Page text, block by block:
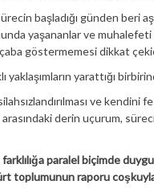
başladığı günden beri
yaşananlar ve
göstermemesi dikkat
yaklaşımların yarattığı
ve kendini
arasındaki derin uçurum,
paralel biçimde
toplumunun raporu